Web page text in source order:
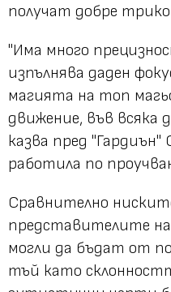
получат добре
"Има много
изпълнява даден
магията на топ
движение, във всяка
казва пред "Гардиън"
работила по
Сравнително
представителите
могли да бъдат от
тъй като